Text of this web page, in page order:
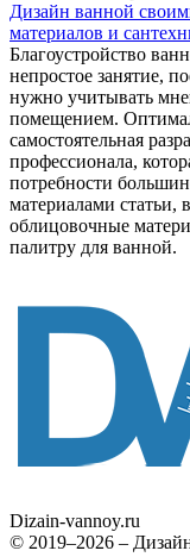
Дизайн ванной
материалов и
Благоустройство
непростое занятие,
нужно учитывать
помещением.
самостоятельная
профессионала,
потребности
материалами статьи,
облицовочные
палитру для ванной.
Dizain-vannoy.ru
© 2019–2026 –